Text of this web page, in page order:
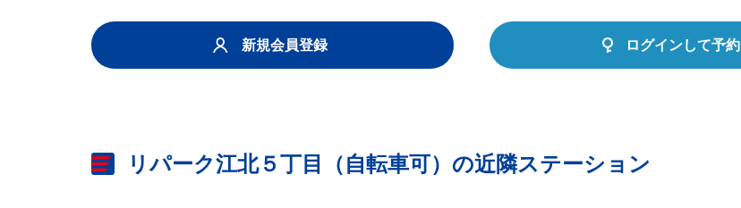
新規会員登録 ログインして予約
リパーク江北５丁目（自転車可）の近隣ステーション